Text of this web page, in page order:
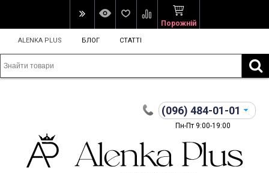
Порожній
ALENKA PLUS БЛОГ СТАТТІ
(096) 484-01-01
Пн-Пт 9:00-19:00